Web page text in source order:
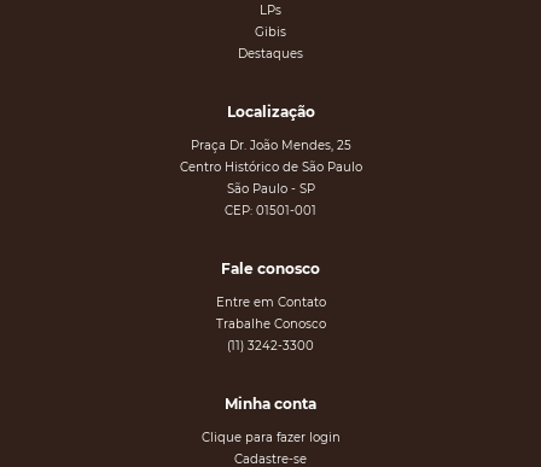
LPs
Gibis
Destaques
Localização
Praça Dr. João Mendes, 25
Centro Histórico de São Paulo
São Paulo - SP
CEP: 01501-001
Fale conosco
Entre em Contato
Trabalhe Conosco
(11) 3242-3300
Minha conta
Clique para fazer login
Cadastre-se